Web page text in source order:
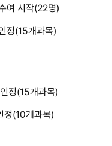
여 시작(22명)
정(15개과목)
정(15개과목)
정(10개과목)